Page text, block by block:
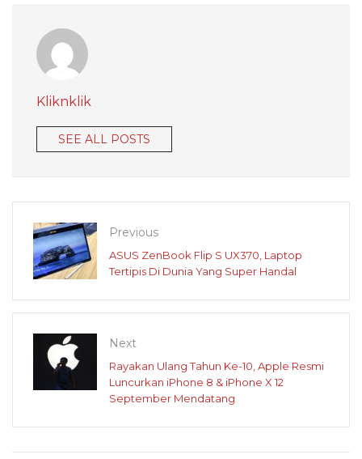
Kliknklik
SEE ALL POSTS
Previous
ASUS ZenBook Flip S UX370, Laptop
Tertipis Di Dunia Yang Super Handal
Next
Rayakan Ulang Tahun Ke-10, Apple Resmi
Luncurkan iPhone 8 & iPhone X 12
September Mendatang